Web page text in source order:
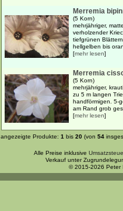
Merremia
(5 Korn)
mehrjähriger,
verholzender
tiefgrünen
hellgelben bis
[mehr lesen]
Merremia
(5 Korn)
mehrjähriger,
zu 5 m langen
handförmigen. 5-
am Rand grob
[mehr lesen]
angezeigte Produkte: 1 bis 20 (von 54
Alle Preise inklusive
Verkauf unter
© 2015-2026 Peter